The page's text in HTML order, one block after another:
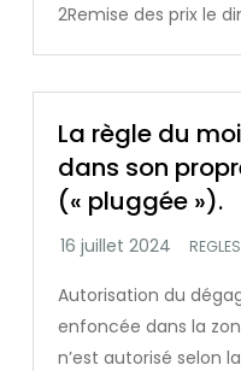
2Remise des prix le
La règle du
dans son
(« pluggée »).
REGLES
Autorisation du
enfoncée dans la
n’est autorisé selon